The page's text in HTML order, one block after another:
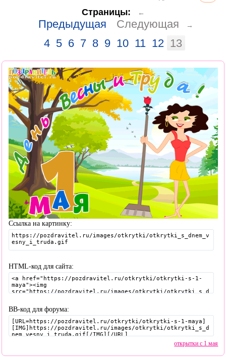
Страницы: ←
Предыдущая Следующая →
4 5 6 7 8 9 10 11 12 13
Ссылка на картинку:
HTML-код для сайта:
BB-код для форума:
открытки с 1 мая